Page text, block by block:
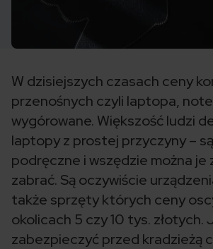
W dzisiejszych czasach ceny
przenośnych czyli laptopa,
wygórowane. Większość ludzi
laptopy z prostej przyczyny –
podręczne i wszędzie można je
zabrać. Są oczywiście
także sprzęty których ceny
okolicach 5 czy 10 tys. złotych.
zabezpieczyć przed kradzieżą